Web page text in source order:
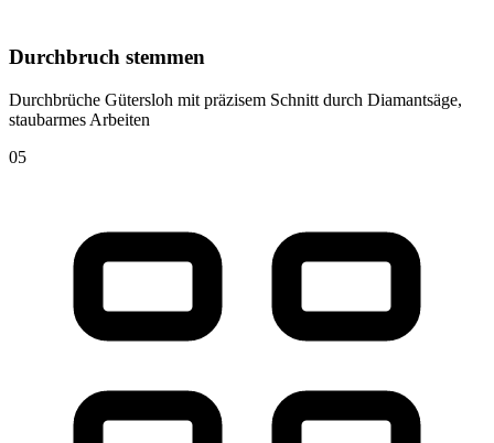
Durchbruch stemmen
Durchbrüche Gütersloh mit präzisem Schnitt durch Diamantsäge,
staubarmes Arbeiten
05